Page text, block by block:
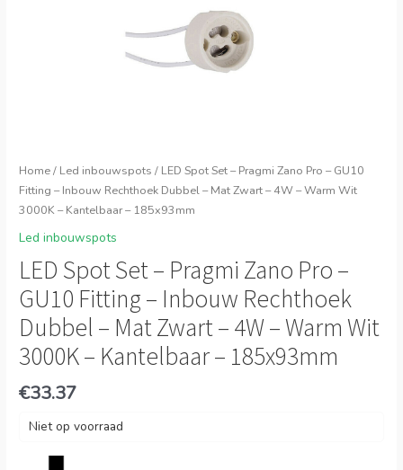
Home/ Led inbouwspots / LED Spot Set – Pragmi Zano Pro – GU10
Fitting – Inbouw Rechthoek Dubbel – Mat Zwart – 4W – Warm Wit
3000K – Kantelbaar – 185x93mm
Led inbouwspots
LED Spot Set – Pragmi Zano Pro –
GU10 Fitting – Inbouw Rechthoek
Dubbel – Mat Zwart – 4W – Warm Wit
3000K – Kantelbaar – 185x93mm
€33.37
Niet op voorraad